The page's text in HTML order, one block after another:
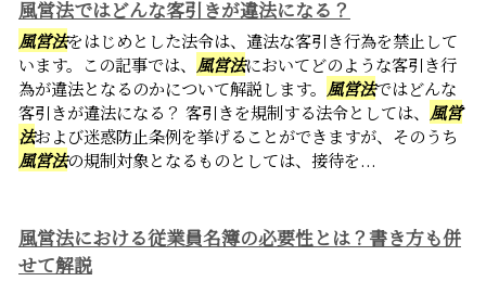
風営法ではどんな客引きが違法になる？
風営法をはじめとした法令は、違法な客引き行為を禁止して
います。この記事では、 風営法においてどのような客引き行
為が違法となるのかについて解説します。 風営法ではどんな
客引きが違法になる？ 客引きを規制する法令としては、 風営
法および迷惑防止条例を挙げることができますが、そのうち
風営法の規制対象となるものとしては、接待を...
風営法における従業員名簿の必要性とは？書き方も併
せて解説